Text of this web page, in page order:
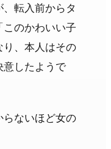
転入前からタ
のかわいい子
り、本人はその
意したようで
ないほど女の